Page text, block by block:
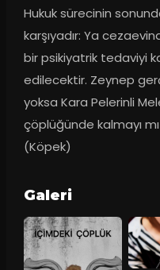
Hukuk sürecinin
karşıyadır: Ya
bir psikiyatrik tedaviyi
edilecektir. Zeynep
yoksa Kara Pelerinli
çöplüğünde kalmayı
(Köpek)
Galeri